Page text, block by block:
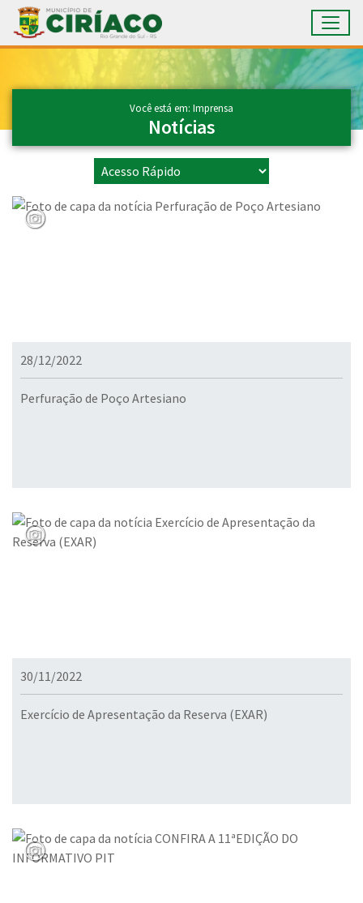
Ir para conteúdo principal
Conteúdo Principal
Você está em: Imprensa
Notícias
28/12/2022
Perfuração de Poço Artesiano
30/11/2022
Exercício de Apresentação da Reserva (EXAR)